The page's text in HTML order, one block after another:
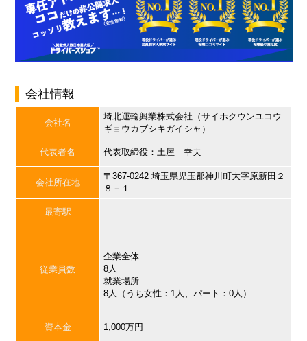
会社情報
会社名
埼北運輸興業株式会社（サイホクウンユコウ
ギョウカブシキガイシャ）
代表者名 代表取締役：土屋 幸夫
会社所在地
〒367-0242 埼玉県児玉郡神川町大字原新田２
８－１
最寄駅
従業員数
企業全体
8人
就業場所
8人（うち女性：1人、パート：0人）
資本金 1,000万円